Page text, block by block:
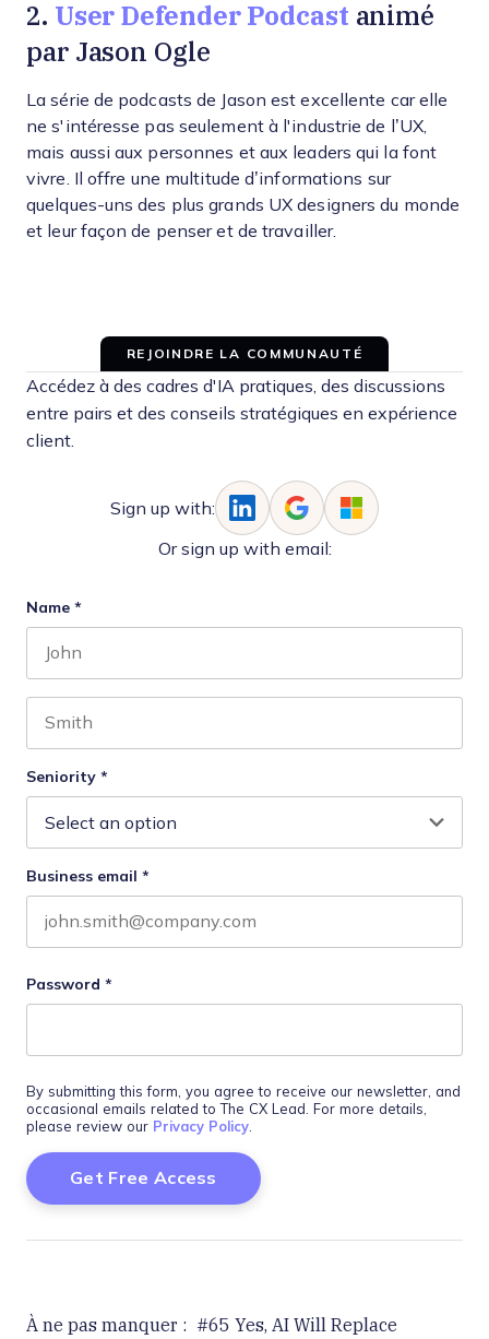
2. User Defender Podcast animé
par Jason Ogle
La série de podcasts de Jason est excellente car elle
ne s'intéresse pas seulement à l'industrie de l’UX,
mais aussi aux personnes et aux leaders qui la font
vivre. Il offre une multitude d’informations sur
quelques-uns des plus grands UX designers du monde
et leur façon de penser et de travailler.
REJOINDRE LA COMMUNAUTÉ
Accédez à des cadres d'IA pratiques, des discussions
entre pairs et des conseils stratégiques en expérience
client.
Sign up with:
Or sign up with email:
Name *
Seniority *
Business email *
Password *
By submitting this form, you agree to receive our newsletter, and
occasional emails related to The CX Lead. For more details,
please review our Privacy Policy.
À ne pas manquer : #65 Yes, AI Will Replace